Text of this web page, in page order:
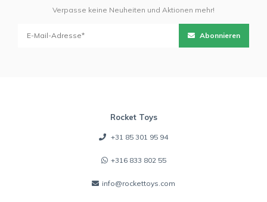
Verpasse keine Neuheiten und Aktionen mehr!
Abonnieren
Rocket Toys
+31 85 301 95 94
+316 833 802 55
info@rockettoys.com